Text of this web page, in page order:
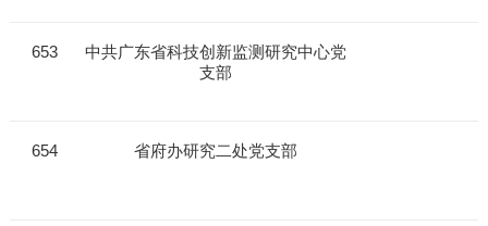
653
中共广东省科技创新监测研究中心党
支部
654 省府办研究二处党支部